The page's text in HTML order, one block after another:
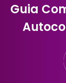
Guia